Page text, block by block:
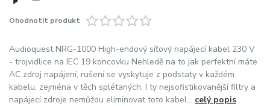
Ohodnotit produkt
Audioquest NRG-1000 High-endový síťový napájecí kabel 230 V
- trojvidlice na IEC 19 koncovku Nehledě na to jak perfektní máte
AC zdroj napájení, rušení se vyskytuje z podstaty v každém
kabelu, zejména v těch splétaných. I ty nejsofistikovanější filtry a
napájecí zdroje nemůžou eliminovat toto kabel... celý popis